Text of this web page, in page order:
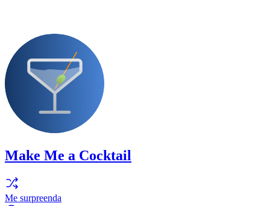
Make Me a Cocktail
Me surpreenda